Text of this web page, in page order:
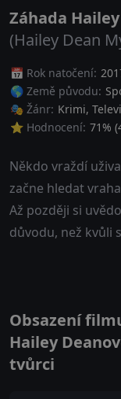
Záhada
(Hailey Dean
📅 Rok natočení:
🌎 Země původu:
🎭 Žánr: Krimi,
⭐ Hodnocení: 71% (
Někdo vraždí
začne hledat
Až později si
důvodu, než kvůli
Obsazení
Hailey
tvůrci